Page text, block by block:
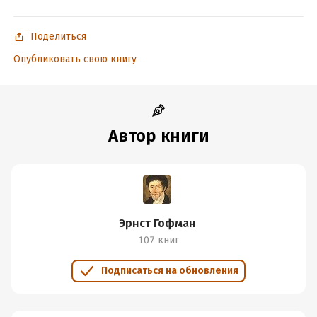
Поделиться
Опубликовать свою книгу
Автор книги
Эрнст Гофман
107 книг
Подписаться на обновления